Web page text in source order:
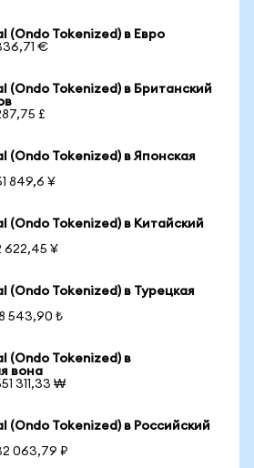
(Ondo Tokenized) в Евро
€
(Ondo Tokenized) в Британский
£
(Ondo Tokenized) в Японская
849,6 ¥
(Ondo Tokenized) в Китайский
622,45 ¥
(Ondo Tokenized) в Турецкая
543,90 ₺
(Ondo Tokenized) в
вона
311,33 ₩
(Ondo Tokenized) в Российский
063,79 ₽